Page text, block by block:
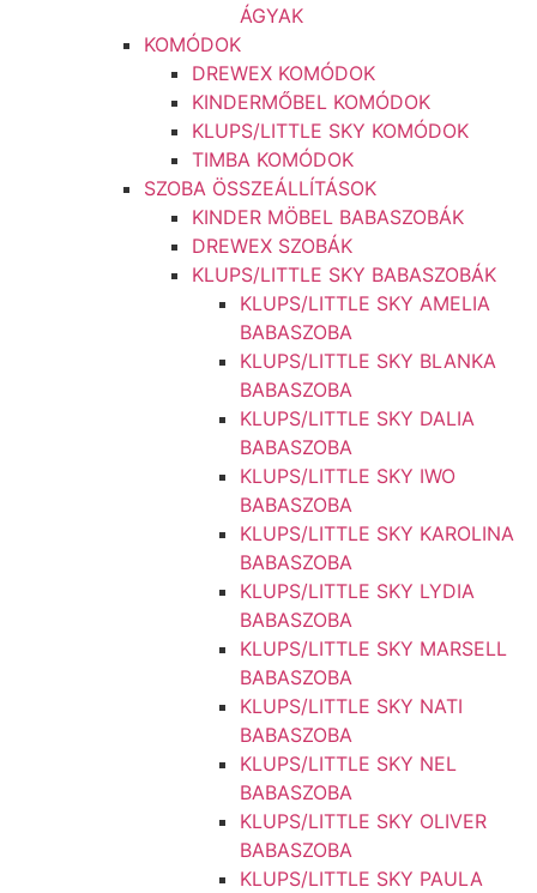
ÁGYAK
KOMÓDOK
DREWEX KOMÓDOK
KINDERMŐBEL KOMÓDOK
KLUPS/LITTLE SKY KOMÓDOK
TIMBA KOMÓDOK
SZOBA ÖSSZEÁLLÍTÁSOK
KINDER MÖBEL BABASZOBÁK
DREWEX SZOBÁK
KLUPS/LITTLE SKY BABASZOBÁK
KLUPS/LITTLE SKY AMELIA
BABASZOBA
KLUPS/LITTLE SKY BLANKA
BABASZOBA
KLUPS/LITTLE SKY DALIA
BABASZOBA
KLUPS/LITTLE SKY IWO
BABASZOBA
KLUPS/LITTLE SKY KAROLINA
BABASZOBA
KLUPS/LITTLE SKY LYDIA
BABASZOBA
KLUPS/LITTLE SKY MARSELL
BABASZOBA
KLUPS/LITTLE SKY NATI
BABASZOBA
KLUPS/LITTLE SKY NEL
BABASZOBA
KLUPS/LITTLE SKY OLIVER
BABASZOBA
KLUPS/LITTLE SKY PAULA